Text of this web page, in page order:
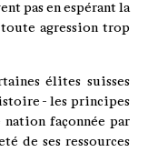
pas en espérant la
agression trop
élites suisses
- les principes
nation façonnée par
de ses ressources